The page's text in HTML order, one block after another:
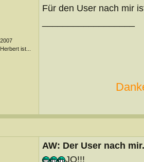
ist...
Für den User nach mir
AW: Der User nach
JO!!!